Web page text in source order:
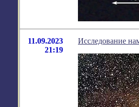
11.09.2023
21:19
Исследование